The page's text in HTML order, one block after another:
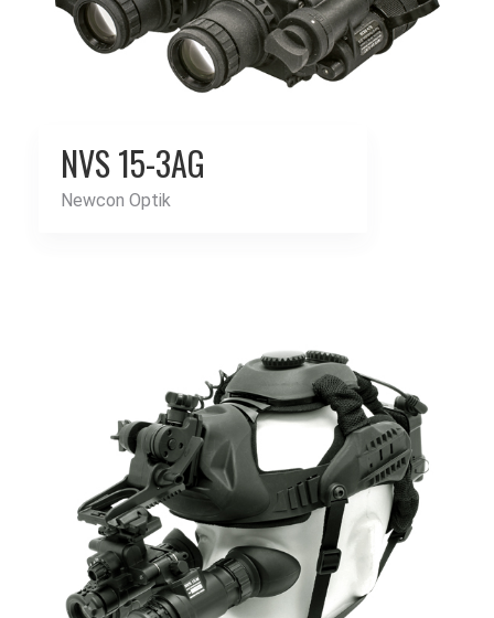
NVS 15-3AG
Newcon Optik